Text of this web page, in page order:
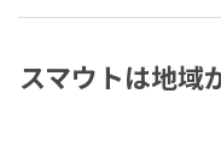
スマウトは地域